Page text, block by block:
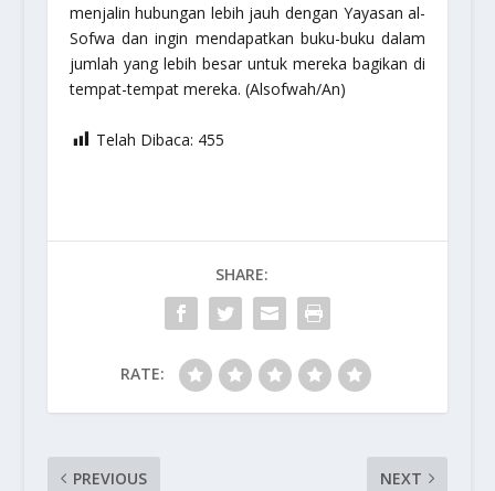
menjalin hubungan lebih jauh dengan Yayasan al-
Sofwa dan ingin mendapatkan buku-buku dalam
jumlah yang lebih besar untuk mereka bagikan di
tempat-tempat mereka. (Alsofwah/An)
Telah Dibaca: 455
SHARE:
RATE:
PREVIOUS NEXT